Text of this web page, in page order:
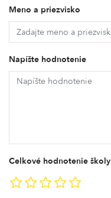
Meno a priezvisko
Napíšte hodnotenie
Celkové hodnotenie školy